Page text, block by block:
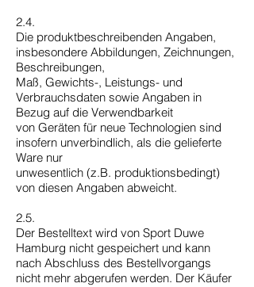
2.4.
Die produktbeschreibenden Angaben,
insbesondere Abbildungen, Zeichnungen,
Beschreibungen,
Maß, Gewichts-, Leistungs- und
Verbrauchsdaten sowie Angaben in
Bezug auf die Verwendbarkeit
von Geräten für neue Technologien sind
insofern unverbindlich, als die gelieferte
Ware nur
unwesentlich (z.B. produktionsbedingt)
von diesen Angaben abweicht.
2.5.
Der Bestelltext wird von Sport Duwe
Hamburg nicht gespeichert und kann
nach Abschluss des Bestellvorgangs
nicht mehr abgerufen werden. Der Käufer